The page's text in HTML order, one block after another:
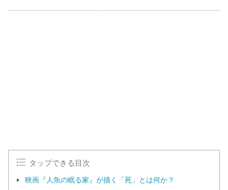
タップできる目次
映画『人魚の眠る家』が描く「死」とは何か？